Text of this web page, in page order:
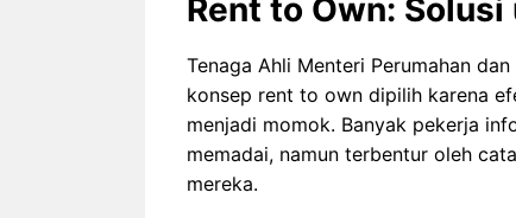
Rent to Own:
Tenaga Ahli Menteri Perumahan
konsep rent to own dipilih karena
menjadi momok. Banyak pekerja
memadai, namun terbentur oleh
mereka.